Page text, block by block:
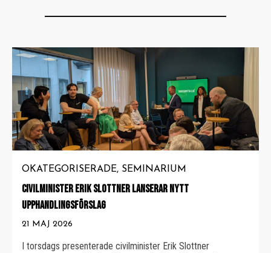
förtroende för den
offentliga sektorn.
OKATEGORISERADE SEMINARIUM
CIVILMINISTER ERIK SLOTTNER LANSERAR NYTT
UPPHANDLINGSFÖRSLAG
21 MAJ 2026
I torsdags presenterade civilminister Erik Slottner